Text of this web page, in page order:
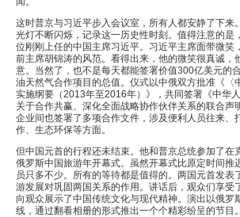
这时普京与习近平步入会议室，所有人都安静了下来
光灯不断闪烁，记录这一历史性时刻。值得注意的是
位刚刚上任的中国主席习近平。习近平主席面带微笑
前主席胡锦涛的风范。看得出来，他的微笑很真诚，
意。当然了，也不是每天都能签署价值300亿美元的
油天然气合作项目的总值。仪式以中俄双方批准《〈
实施纲要（2013年至2016年）》，共同签署《中华
关于合作共赢、深化全面战略协作伙伴关系的联合声
企业间也签署了多项合作文件，涉及便利人员往来、
作、生态环保等方面。
但中国元首的行程还未结束。他和普京总统参加了在
俄罗斯中国旅游年开幕式。虽然开幕式比原定时间推
员只多不少。所有的等待都是值得的。两国元首发表
游发展对巩固两国关系的作用。讲话后，观众们享受
向观众展示了中国传统文化与现代精神。演出以俄罗
线，通过翻看相册的形式推出一个个精彩纷呈的节目。